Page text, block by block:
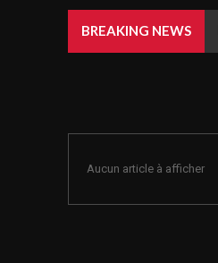
BREAKING NEWS
Aucun article à afficher